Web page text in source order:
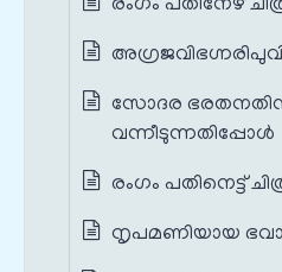
രംഗം പതിനേഴ്
സോദര
വന്നീടുന്നതിപ്പോള്‍
രംഗം പതിനെട്ട്
നൃപമണിയായ